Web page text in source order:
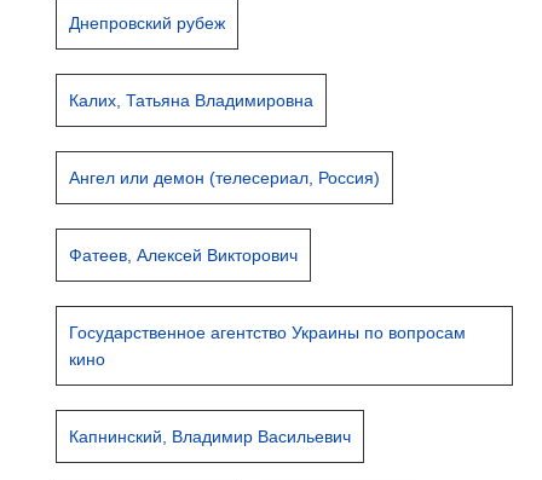
Днепровский рубеж
Калих, Татьяна Владимировна
Ангел или демон (телесериал, Россия)
Фатеев, Алексей Викторович
Государственное агентство Украины по вопросам
кино
Капнинский, Владимир Васильевич